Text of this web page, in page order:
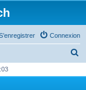
Connexion